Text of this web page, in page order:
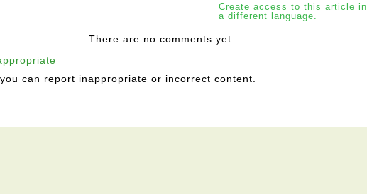
Create access to this article in
a different language.
There are no comments yet.
can report inappropriate or incorrect content.